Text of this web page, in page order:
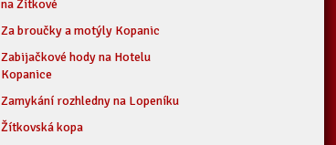
na Žítkové
Za broučky a motýly Kopanic
Zabijačkové hody na Hotelu
Kopanice
Zamykání rozhledny na Lopeníku
Žítkovská kopa